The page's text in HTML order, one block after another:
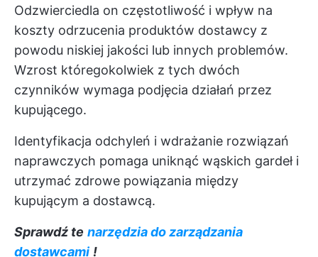
Odzwierciedla on częstotliwość i wpływ na
koszty odrzucenia produktów dostawcy z
powodu niskiej jakości lub innych problemów.
Wzrost któregokolwiek z tych dwóch
czynników wymaga podjęcia działań przez
kupującego.
Identyfikacja odchyleń i wdrażanie rozwiązań
naprawczych pomaga uniknąć wąskich gardeł i
utrzymać zdrowe powiązania między
kupującym a dostawcą.
Sprawdź te narzędzia do zarządzania
dostawcami !